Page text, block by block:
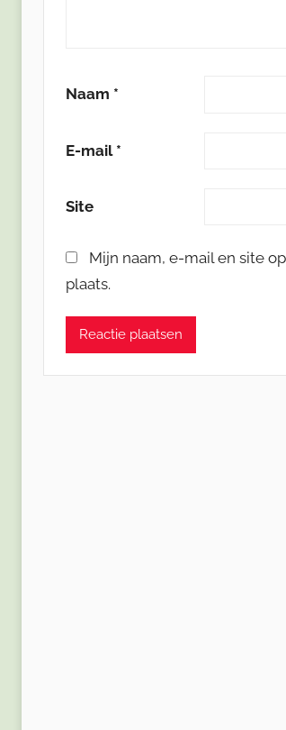
Naam *
E-mail *
Site
Mijn naam, e-mail en site
plaats.